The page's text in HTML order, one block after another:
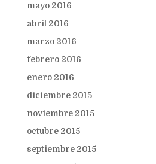
mayo 2016
abril 2016
marzo 2016
febrero 2016
enero 2016
diciembre 2015
noviembre 2015
octubre 2015
septiembre 2015